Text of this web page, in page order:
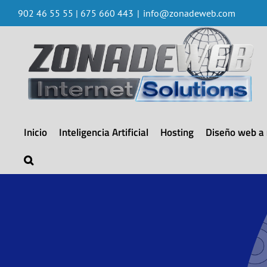
902 46 55 55 | 675 660 443 | info@zonadeweb.com
Inicio Inteligencia Artificial Hosting Diseño web